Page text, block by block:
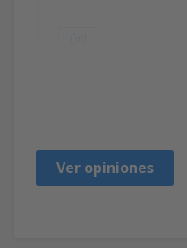
Ver opiniones